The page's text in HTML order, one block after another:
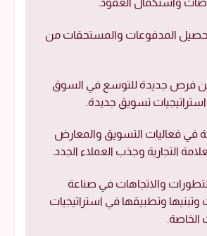
واستكمال العقود.
المدفوعات والمستحقات من
فرص جديدة للتوسع في السوق
تسويق جديدة.
في فعاليات التسويق والمعارض
التجارية وجذب العملاء الجدد.
والاتجاهات في صناعة
وتبنيها وتطبيقها في استراتيجيات
الخاصة.